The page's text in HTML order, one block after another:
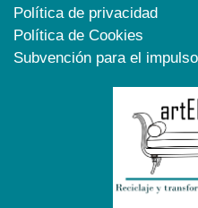
Política de privacidad
Política de Cookies
Subvención para el